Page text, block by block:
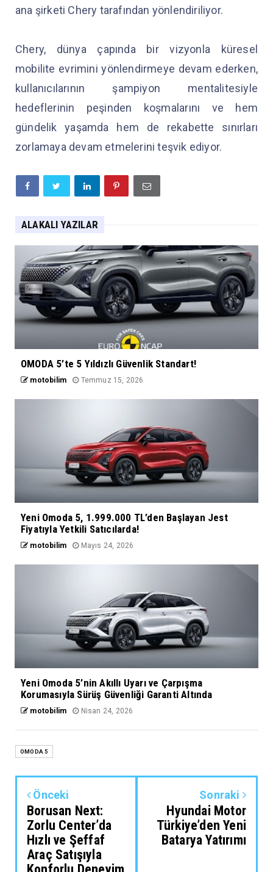
ana şirketi Chery tarafından yönlendiriliyor.
Chery, dünya çapında bir vizyonla küresel
mobilite evrimini yönlendirmeye devam ederken,
kullanıcılarının şampiyon mentalitesiyle
hedeflerinin peşinden koşmalarını ve hem
gündelik yaşamda hem de rekabette sınırları
zorlamaya devam etmelerini teşvik ediyor.
ALAKALI YAZILAR
OMODA 5’te 5 Yıldızlı Güvenlik Standart!
motobilim Temmuz 15, 2026
Yeni Omoda 5, 1.999.000 TL’den Başlayan Jest
Fiyatıyla Yetkili Satıcılarda!
motobilim Mayıs 24, 2026
Yeni Omoda 5’nin Akıllı Uyarı ve Çarpışma
Korumasıyla Sürüş Güvenliği Garanti Altında
motobilim Nisan 24, 2026
OMODA 5
Önceki
Borusan Next:
Zorlu Center’da
Hızlı ve Şeffaf
Araç Satışıyla
Sonraki
Hyundai Motor
Türkiye’den Yeni
Batarya Yatırımı